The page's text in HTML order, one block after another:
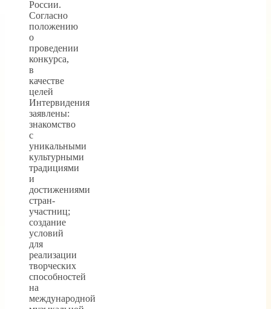
России.
Согласно
положению
о
проведении
конкурса,
в
качестве
целей
Интервидения
заявлены:
знакомство
с
уникальными
культурными
традициями
и
достижениями
стран-
участниц;
создание
условий
для
реализации
творческих
способностей
на
международной